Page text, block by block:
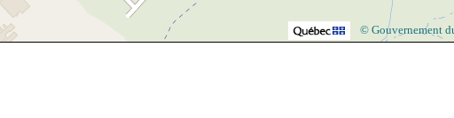
© Gouvernement